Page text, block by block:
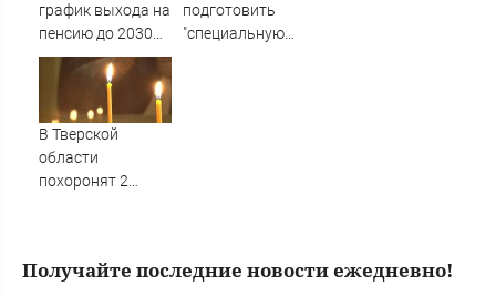
график выхода на
пенсию до 2030
года у женщин -
реестр по году
рождения -
PrimaMedia.ru
подготовить
"специальную
В Тверской
области
похоронят 2
Получайте последние новости ежедневно!